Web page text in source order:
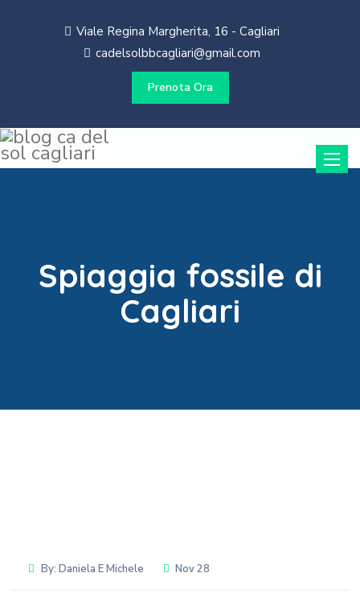
Viale Regina Margherita, 16 - Cagliari
cadelsolbbcagliari@gmail.com
Prenota Ora
Toggle
Spiaggia fossile di
Cagliari
By: Daniela E Michele Nov 28